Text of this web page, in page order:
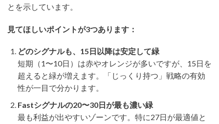
とを示しています。
見てほしいポイントが3つあります：
どのシグナルも、15日以降は安定して緑
短期（1〜10日）は赤やオレンジが多いですが、15日を
超えると緑が増えます。「じっくり持つ」戦略の有効
性が一目で分かります。
Fastシグナルの20〜30日が最も濃い緑
最も利益が出やすいゾーンです。特に27日が最適値と